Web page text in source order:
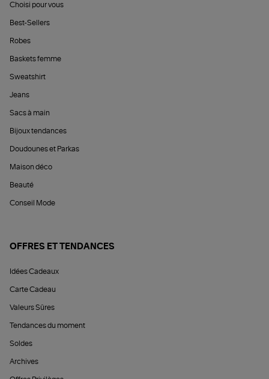
Choisi pour vous
Best-Sellers
Robes
Baskets femme
Sweatshirt
Jeans
Sacs à main
Bijoux tendances
Doudounes et Parkas
Maison déco
Beauté
Conseil Mode
OFFRES ET TENDANCES
Idées Cadeaux
Carte Cadeau
Valeurs Sûres
Tendances du moment
Soldes
Archives